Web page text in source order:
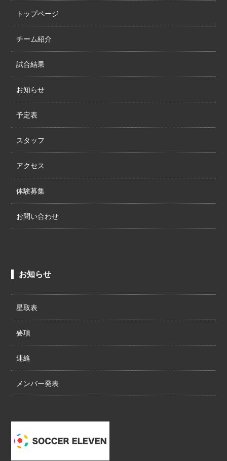
トップページ
チーム紹介
試合結果
お知らせ
予定表
スタッフ
アクセス
体験募集
お問い合わせ
お知らせ
星取表
要項
連絡
メンバー発表